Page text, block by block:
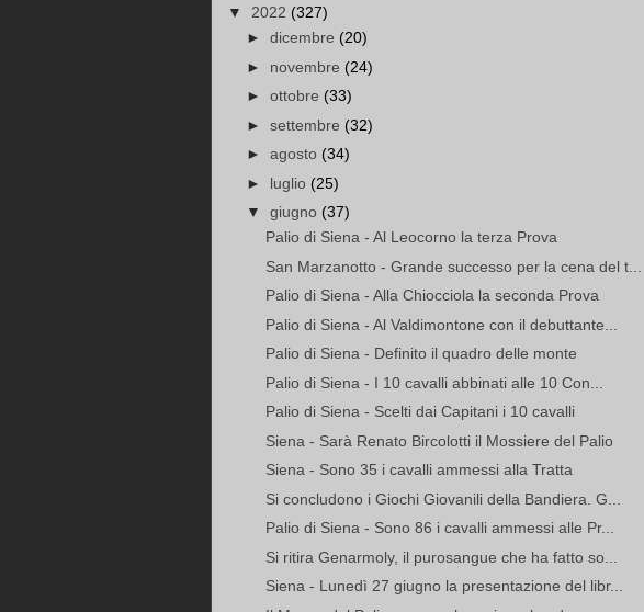
▼ 2022 (327)
► dicembre (20)
► novembre (24)
► ottobre (33)
► settembre (32)
► agosto (34)
► luglio (25)
▼ giugno (37)
Palio di Siena - Al Leocorno la terza Prova
San Marzanotto - Grande successo per la cena del t...
Palio di Siena - Alla Chiocciola la seconda Prova
Palio di Siena - Al Valdimontone con il debuttante...
Palio di Siena - Definito il quadro delle monte
Palio di Siena - I 10 cavalli abbinati alle 10 Con...
Palio di Siena - Scelti dai Capitani i 10 cavalli
Siena - Sarà Renato Bircolotti il Mossiere del Palio
Siena - Sono 35 i cavalli ammessi alla Tratta
Si concludono i Giochi Giovanili della Bandiera. G...
Palio di Siena - Sono 86 i cavalli ammessi alle Pr...
Si ritira Genarmoly, il purosangue che ha fatto so...
Siena - Lunedì 27 giugno la presentazione del libr...